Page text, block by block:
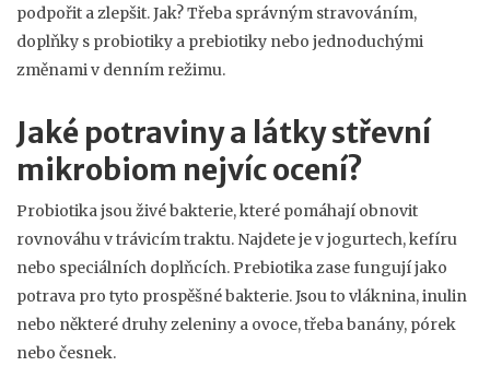
podpořit a zlepšit. Jak? Třeba správným stravováním,
doplňky s probiotiky a prebiotiky nebo jednoduchými
změnami v denním režimu.
Jaké potraviny a látky střevní
mikrobiom nejvíc ocení?
Probiotika jsou živé bakterie, které pomáhají obnovit
rovnováhu v trávicím traktu. Najdete je v jogurtech, kefíru
nebo speciálních doplňcích. Prebiotika zase fungují jako
potrava pro tyto prospěšné bakterie. Jsou to vláknina, inulin
nebo některé druhy zeleniny a ovoce, třeba banány, pórek
nebo česnek.